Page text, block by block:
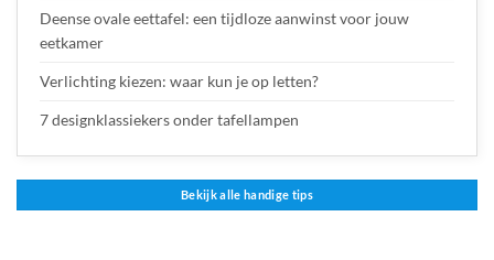
Deense ovale eettafel: een tijdloze aanwinst voor jouw
eetkamer
Verlichting kiezen: waar kun je op letten?
7 designklassiekers onder tafellampen
Bekijk alle handige tips